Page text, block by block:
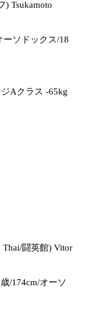
) Tsukamoto
ーソドックス/18
Aクラス -65kg
闘英館) Vitor
/174cm/オーソ